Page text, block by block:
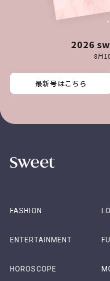
2026
8月
最新号はこちら
最新号はこちら
最新号はこちら
最新号はこちら
FASHION
ENTERTAINMENT
HOROSCOPE